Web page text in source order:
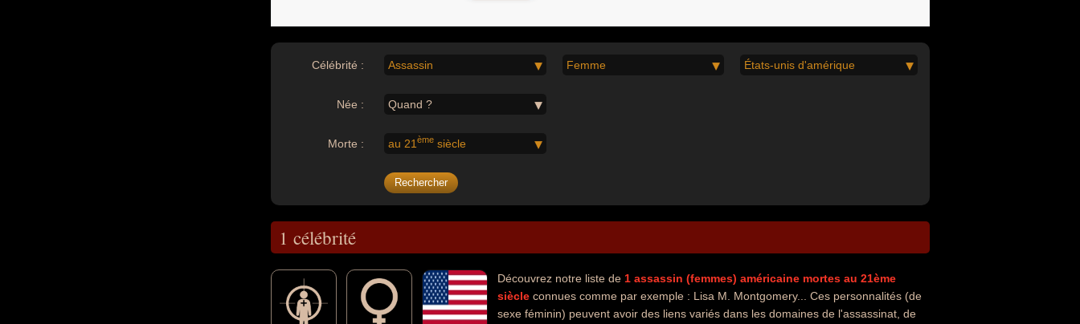
Célébrité : Assassin Femme États-unis d'amérique
Née : Quand ?
Morte : au 21ème siècle
1 célébrité
Découvrez notre liste de 1 assassin (femmes) américaine mortes au 21ème
siècle connues comme par exemple : Lisa M. Montgomery... Ces personnalités (de
sexe féminin) peuvent avoir des liens variés dans les domaines de l'assassinat, de